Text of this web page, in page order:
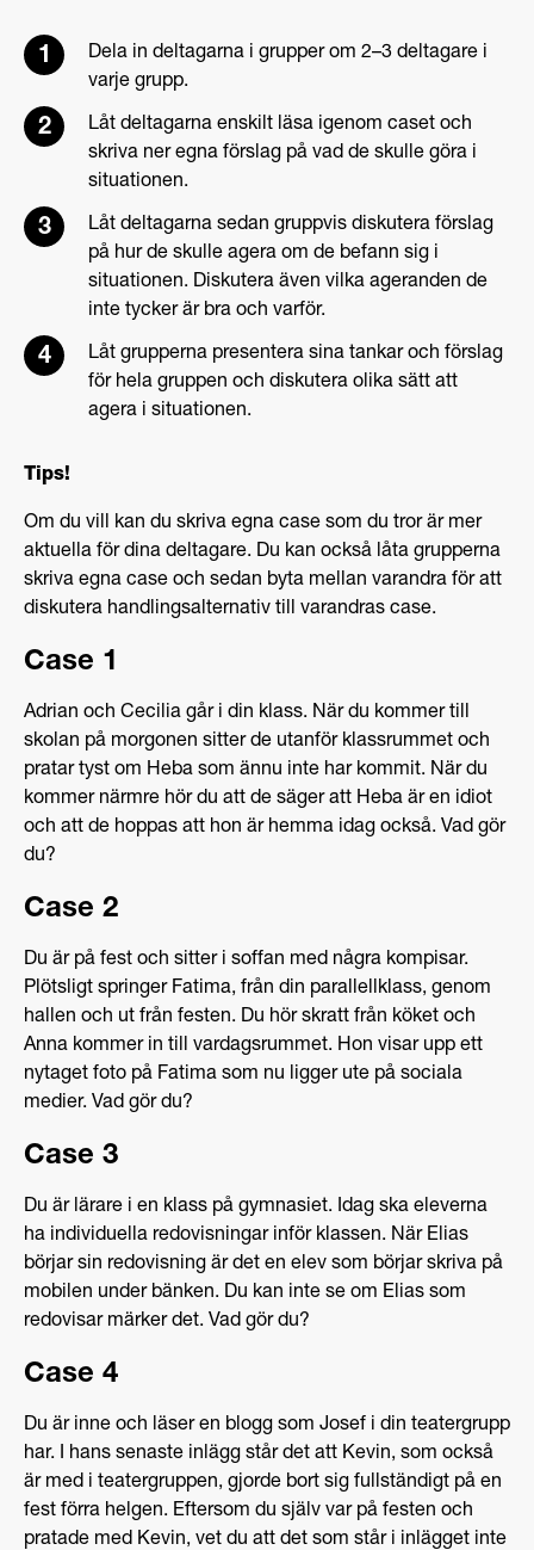
Dela in deltagarna i grupper om 2–3 deltagare i
varje grupp.
Låt deltagarna enskilt läsa igenom caset och
skriva ner egna förslag på vad de skulle göra i
situationen.
Låt deltagarna sedan gruppvis diskutera förslag
på hur de skulle agera om de befann sig i
situationen. Diskutera även vilka ageranden de
inte tycker är bra och varför.
Låt grupperna presentera sina tankar och förslag
för hela gruppen och diskutera olika sätt att
agera i situationen.
Tips!
Om du vill kan du skriva egna case som du tror är mer
aktuella för dina deltagare. Du kan också låta grupperna
skriva egna case och sedan byta mellan varandra för att
diskutera handlingsalternativ till varandras case.
Case 1
Adrian och Cecilia går i din klass. När du kommer till
skolan på morgonen sitter de utanför klassrummet och
pratar tyst om Heba som ännu inte har kommit. När du
kommer närmre hör du att de säger att Heba är en idiot
och att de hoppas att hon är hemma idag också. Vad gör
du?
Case 2
Du är på fest och sitter i soffan med några kompisar.
Plötsligt springer Fatima, från din parallellklass, genom
hallen och ut från festen. Du hör skratt från köket och
Anna kommer in till vardagsrummet. Hon visar upp ett
nytaget foto på Fatima som nu ligger ute på sociala
medier. Vad gör du?
Case 3
Du är lärare i en klass på gymnasiet. Idag ska eleverna
ha individuella redovisningar inför klassen. När Elias
börjar sin redovisning är det en elev som börjar skriva på
mobilen under bänken. Du kan inte se om Elias som
redovisar märker det. Vad gör du?
Case 4
Du är inne och läser en blogg som Josef i din teatergrupp
har. I hans senaste inlägg står det att Kevin, som också
är med i teatergruppen, gjorde bort sig fullständigt på en
fest förra helgen. Eftersom du själv var på festen och
pratade med Kevin, vet du att det som står i inlägget inte